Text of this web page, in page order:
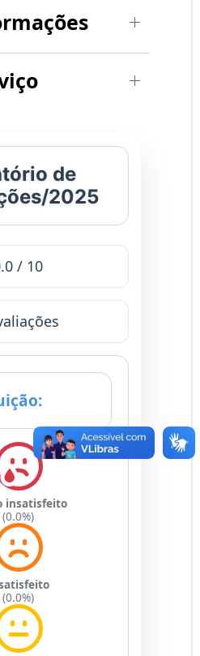
de
2025
/ 10
insatisfeito
(0.0%)
(0.0%)